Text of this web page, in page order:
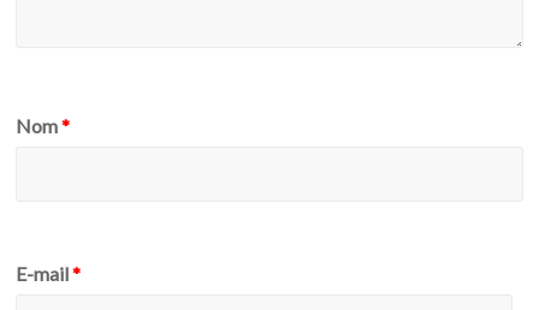
Nom*
E-mail*